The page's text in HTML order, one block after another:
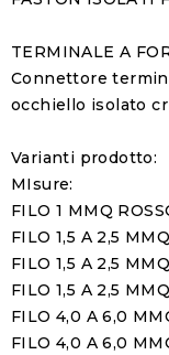
TERMINALE A
Connettore
occhiello isolato
Varianti prodotto:
MIsure:
FILO 1 MMQ
FILO 1,5 A 2,5
FILO 1,5 A 2,5
FILO 1,5 A 2,5
FILO 4,0 A 6,0
FILO 4,0 A 6,0